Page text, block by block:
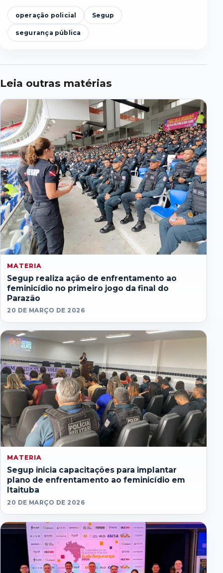
operação policial Segup
segurança pública
Leia outras matérias
MATERIA
Segup realiza ação de enfrentamento ao
feminicídio no primeiro jogo da final do
Parazão
20 DE MARÇO DE 2026
MATERIA
Segup inicia capacitações para implantar
plano de enfrentamento ao feminicídio em
Itaituba
20 DE MARÇO DE 2026